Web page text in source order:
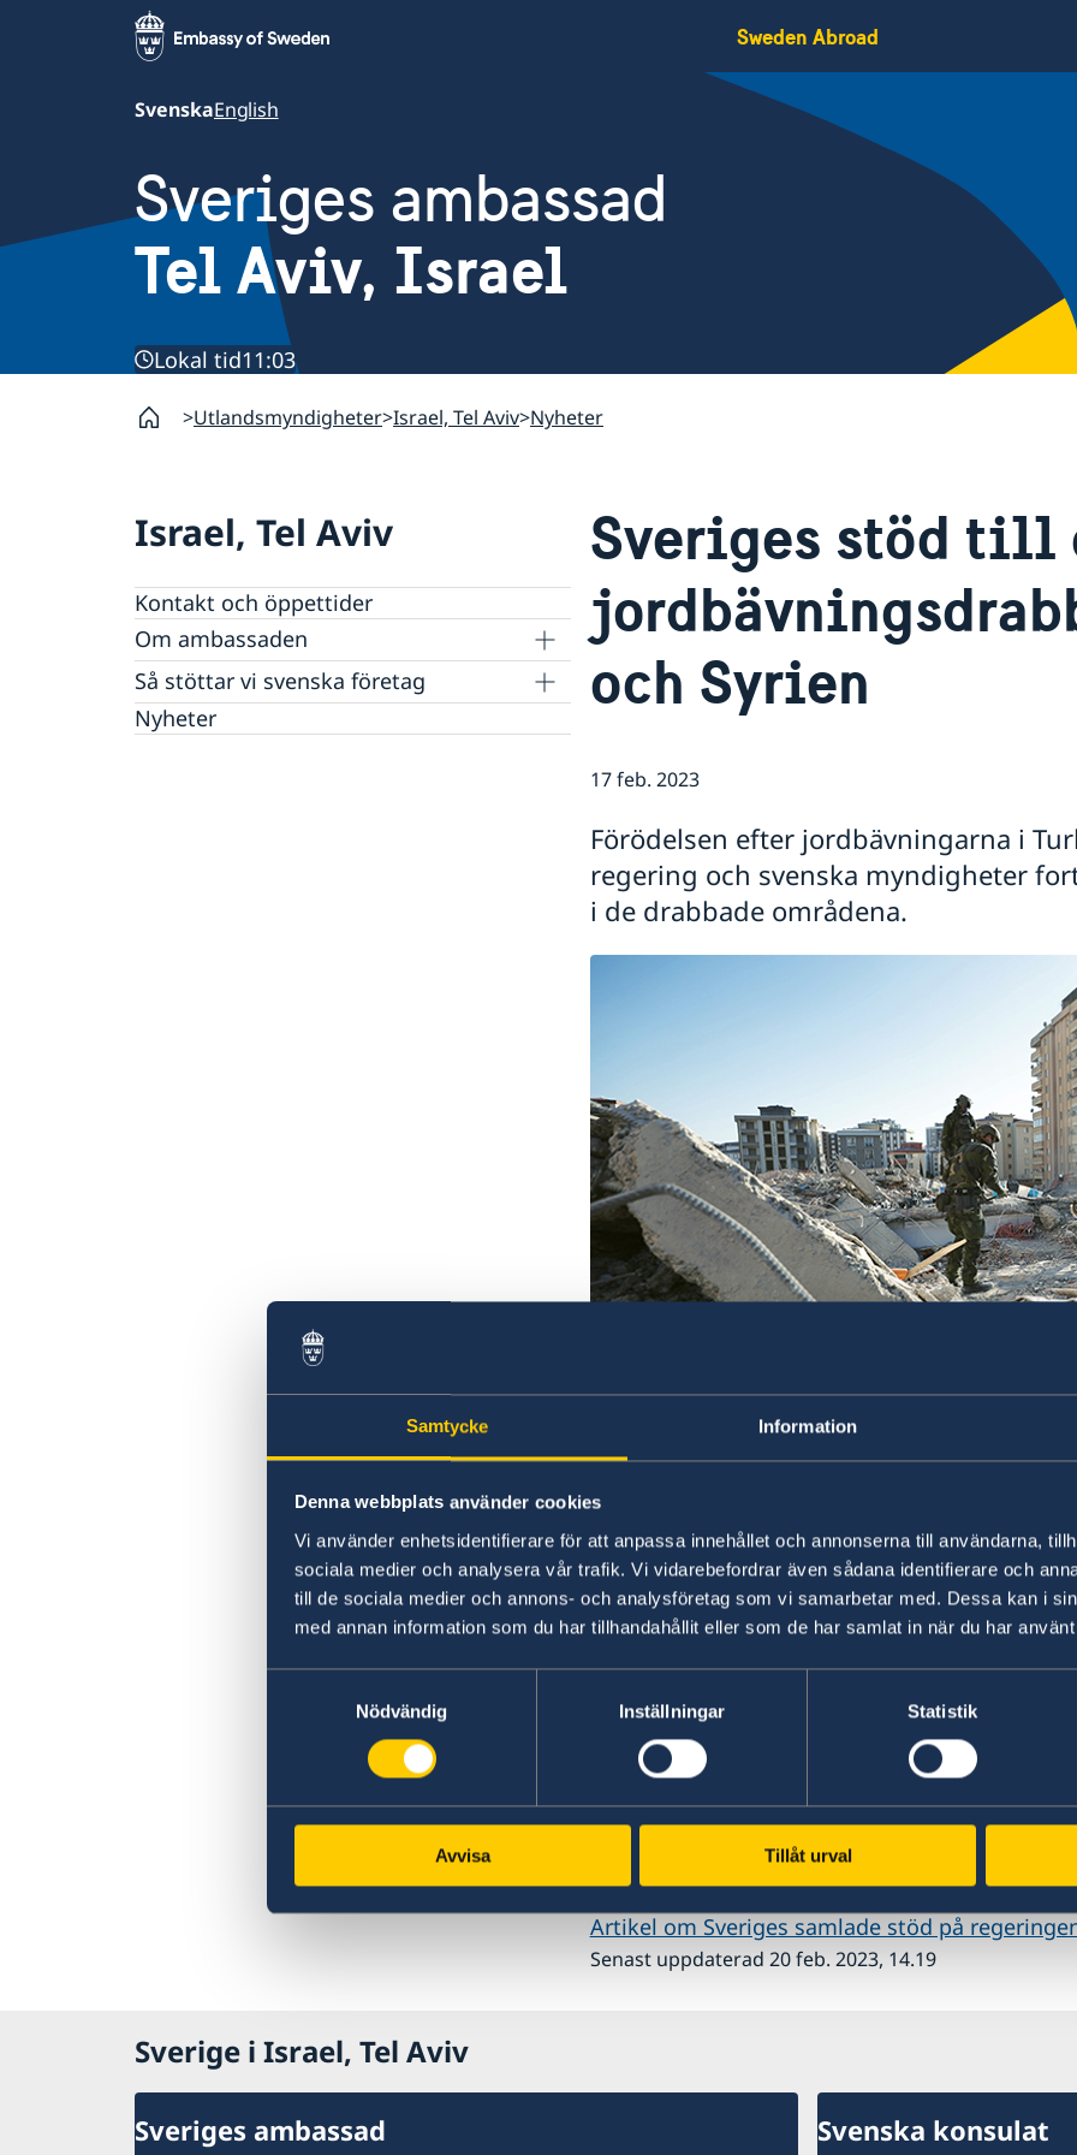
Samtycke Information
Denna webbplats använder cookies
Vi använder enhetsidentifierare för att anpassa innehållet och annonserna till användarna,
sociala medier och analysera vår trafik. Vi vidarebefordrar även sådana identifierare och
till de sociala medier och annons- och analysföretag som vi samarbetar med. Dessa kan i
med annan information som du har tillhandahållit eller som de har samlat in när du har
Nödvändig
Inställningar Statistik
Avvisa Tillåt urval
Sweden Abroad
SvenskaEnglish
Sveriges ambassad
Tel Aviv, Israel
Lokal tid11:03
Utlandsmyndigheter Israel, Tel Aviv Nyheter
Israel, Tel Aviv
Kontakt och öppettider
Om ambassaden
Lediga tjänster
GDPR
Så stöttar vi svenska företag
Vi är en resurs för svenska företag
Team Sweden
Nyheter
Sveriges stöd till
och Syrien
17 feb. 2023
Förödelsen efter jordbävningarna i
regering och svenska myndigheter
i de drabbade områdena.
Sverige har hittills bidragit med 117 miljoner
jordbävningsdrabbade länderna. Totalt 37
humanitära stöd via Internationella Rödakors-
FN:s fond för katastrofbistånd. Genom Sida
FN-organisationer, Svenska Röda Korset och
bränsle, matpaket, logi, sjukvård och
samhällsskydd och beredskap har genomfört
sök- och räddningsteam, hundar och
Sverige är en av världens största humanitära
både FN och Internationella Rödakors- och
avgörande för de humanitära
kunna hjälpa till, utan att invänta
Artikel om Sveriges samlade stöd på
Senast uppdaterad 20 feb. 2023, 14.19
Sverige i Israel, Tel Aviv
Sveriges ambassad Svenska konsulat